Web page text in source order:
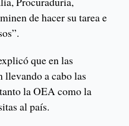
de hacer su tarea e
que en las
llevando a cabo las
la OEA como la
al país.